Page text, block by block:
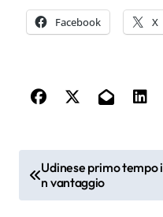
Facebook X
Udinese primo tempo i
n vantaggio